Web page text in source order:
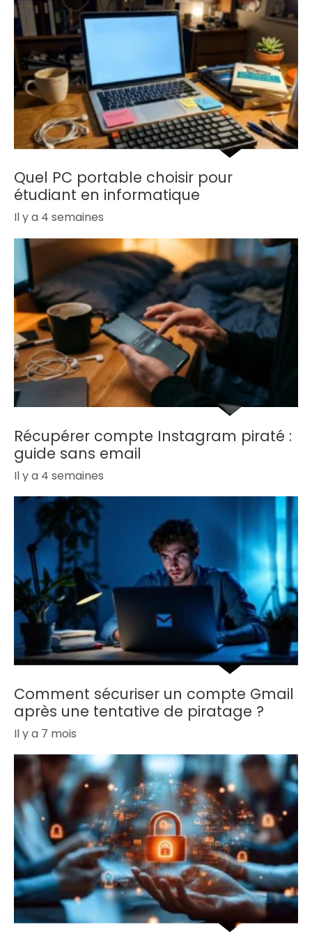
Quel PC portable choisir pour
étudiant en informatique
Il y a 4 semaines
Récupérer compte Instagram piraté :
guide sans email
Il y a 4 semaines
Comment sécuriser un compte Gmail
après une tentative de piratage ?
Il y a 7 mois